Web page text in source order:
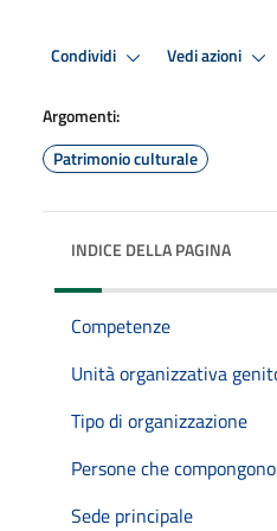
Condividi Vedi azioni
Argomenti:
Patrimonio culturale
INDICE DELLA PAGINA
Competenze
Unità organizzativa
Tipo di organizzazione
Persone che
Sede principale